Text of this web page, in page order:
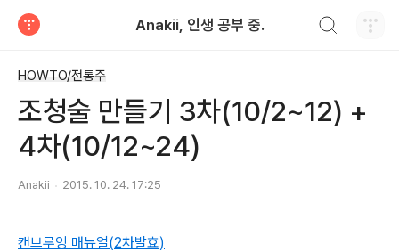
Anakii, 인생 공부 중.
HOWTO/전통주
조청술 만들기 3차(10/2~12) +
4차(10/12~24)
Anakii 2015. 10. 24. 17:25
캔브루잉 매뉴얼(2차발효)